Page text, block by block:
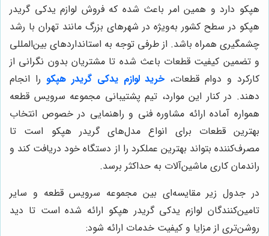
هپكو دارد و همین امر باعث شده که فروش لوازم يدكى گريدر
هپكو در سطح کشور به‌ویژه در شهرهای بزرگ مانند تهران با رشد
چشمگیری همراه باشد. از طرفی توجه به استانداردهای بین‌المللی
و تضمین کیفیت قطعات باعث شده تا مشتریان بدون نگرانی از
کارکرد و دوام قطعات، خرید لوازم يدكى گريدر هپكو را انجام
دهند. در کنار این موارد، تیم پشتیبانی مجموعه سرویس قطعه
همواره آماده ارائه مشاوره فنی و راهنمایی در خصوص انتخاب
بهترین قطعات برای انواع مدل‌های گريدر هپكو است تا
مصرف‌کننده بتواند بهترین عملکرد را از دستگاه خود دریافت کند و
راندمان کاری ماشین‌آلات به حداکثر برسد.
در جدول زیر مقایسه‌ای بین مجموعه سرویس قطعه و سایر
تامین‌کنندگان لوازم يدكى گريدر هپكو ارائه شده است تا دید
روشن‌تری از مزایا و کیفیت خدمات ارائه شود: